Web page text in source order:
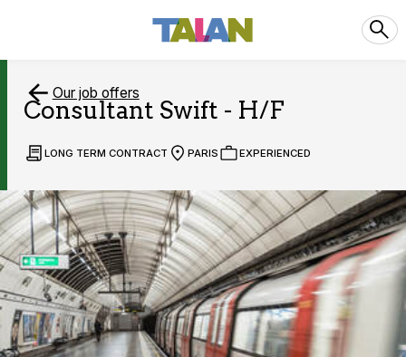
Our job offers
Consultant Swift - H/F
LONG TERM CONTRACT PARIS EXPERIENCED